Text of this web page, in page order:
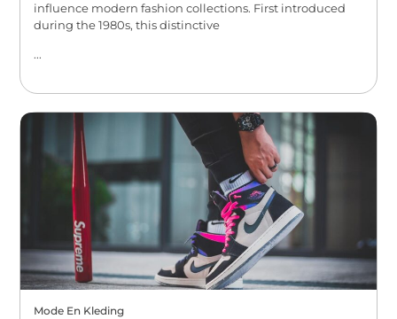
influence modern fashion collections. First introduced
during the 1980s, this distinctive
...
Mode En Kleding